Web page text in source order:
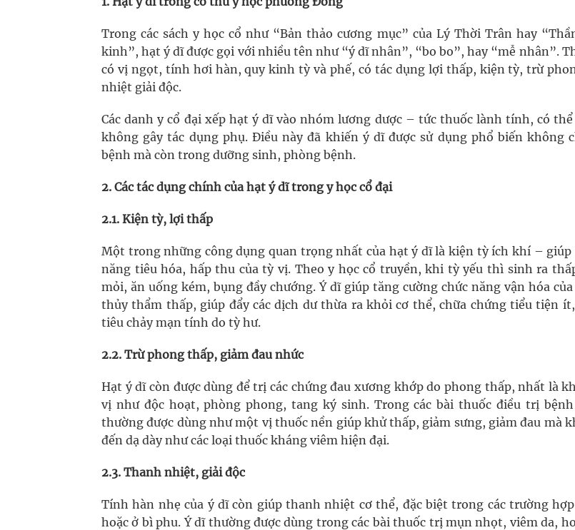
Trong các sách y học cổ như “Bản thảo cương mục” của Lý Thời Trân hay
kinh”, hạt ý dĩ được gọi với nhiều tên như “ý dĩ nhân”, “bo bo”, hay “mễ nhân”.
có vị ngọt, tính hơi hàn, quy kinh tỳ và phế, có tác dụng lợi thấp, kiện tỳ, trừ
nhiệt giải độc.
Các danh y cổ đại xếp hạt ý dĩ vào nhóm lương dược – tức thuốc lành tính, có
không gây tác dụng phụ. Điều này đã khiến ý dĩ được sử dụng phổ biến không
bệnh mà còn trong dưỡng sinh, phòng bệnh.
2. Các tác dụng chính của hạt ý dĩ trong y học cổ đại
2.1. Kiện tỳ, lợi thấp
Một trong những công dụng quan trọng nhất của hạt ý dĩ là kiện tỳ ích khí – giúp
năng tiêu hóa, hấp thu của tỳ vị. Theo y học cổ truyền, khi tỳ yếu thì sinh ra
mỏi, ăn uống kém, bụng đầy chướng. Ý dĩ giúp tăng cường chức năng vận hóa
thủy thẩm thấp, giúp đẩy các dịch dư thừa ra khỏi cơ thể, chữa chứng tiểu tiện
tiêu chảy mạn tính do tỳ hư.
2.2. Trừ phong thấp, giảm đau nhức
Hạt ý dĩ còn được dùng để trị các chứng đau xương khớp do phong thấp, nhất là
vị như độc hoạt, phòng phong, tang ký sinh. Trong các bài thuốc điều trị
thường được dùng như một vị thuốc nền giúp khử thấp, giảm sưng, giảm đau mà
đến dạ dày như các loại thuốc kháng viêm hiện đại.
2.3. Thanh nhiệt, giải độc
Tính hàn nhẹ của ý dĩ còn giúp thanh nhiệt cơ thể, đặc biệt trong các trường
hoặc ở bì phu. Ý dĩ thường được dùng trong các bài thuốc trị mụn nhọt, viêm da,